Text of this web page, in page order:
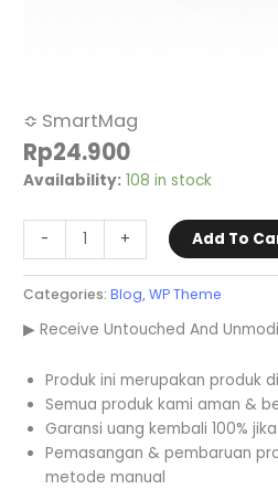
≎ SmartMag
Rp24.900
Availability: 108 in stock
- + Add To
Categories:Blog,WP Theme
▶ Receive Untouched And
Produk ini merupakan produk
Semua produk kami aman &
Garansi uang kembali 100%
Pemasangan & pembaruan
metode manual